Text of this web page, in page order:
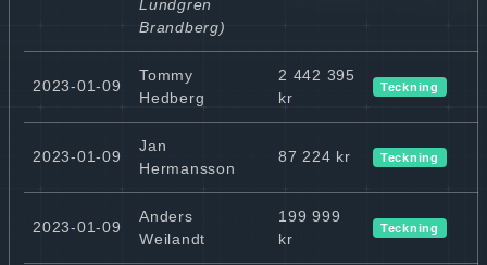
Lundgren
Brandberg)
2023-01-09
Tommy
Hedberg
2 442 395
kr
Teckning
2023-01-09
Jan
Hermansson
87 224 kr Teckning
2023-01-09
Anders
Weilandt
199 999
kr
Teckning